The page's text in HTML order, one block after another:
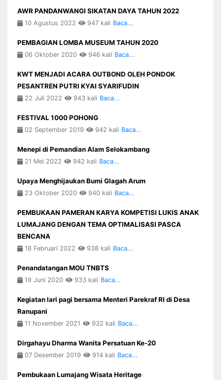
AWR PANDANWANGI SIKATAN DAYA TAHUN 2022
10 Agustus 2022 947 kali Baca...
PEMBAGIAN LOMBA MUSEUM TAHUN 2020
06 Oktober 2020 946 kali Baca...
KWT MENJADI ACARA OUTBOND OLEH PONDOK
PESANTREN PUTRI KYAI SYARIFUDIN
22 Juli 2022 943 kali Baca...
FESTIVAL 1000 POHONG
02 September 2019 942 kali Baca...
Menepi di Pemandian Alam Selokambang
21 Mei 2022 942 kali Baca...
Upaya Menghijaukan Bumi Glagah Arum
23 Oktober 2020 940 kali Baca...
PEMBUKAAN PAMERAN KARYA KOMPETISI LUKIS ANAK
LUMAJANG DENGAN TEMA OPTIMALISASI PASCA
BENCANA
18 Februari 2022 938 kali Baca...
Penandatangan MOU TNBTS
19 Juni 2020 933 kali Baca...
Kegiatan lari pagi bersama Menteri Parekraf RI di Desa
Ranupani
11 November 2021 932 kali Baca...
Dirgahayu Dharma Wanita Persatuan Ke-20
07 Desember 2019 914 kali Baca...
Pembukaan Lumajang Wisata Heritage